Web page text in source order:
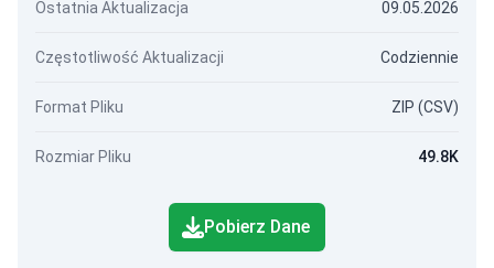
Ostatnia Aktualizacja 09.05.2026
Częstotliwość Aktualizacji Codziennie
Format Pliku ZIP (CSV)
Rozmiar Pliku 49.8K
Pobierz Dane